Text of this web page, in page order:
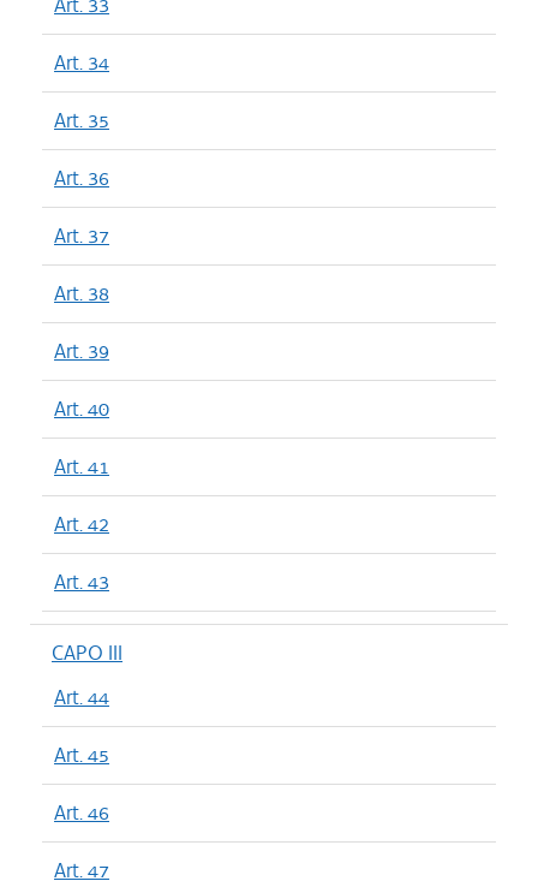
Art. 34
Art. 35
Art. 36
Art. 37
Art. 38
Art. 39
Art. 40
Art. 41
Art. 42
Art. 43
CAPO III
Art. 44
Art. 45
Art. 46
Art. 47